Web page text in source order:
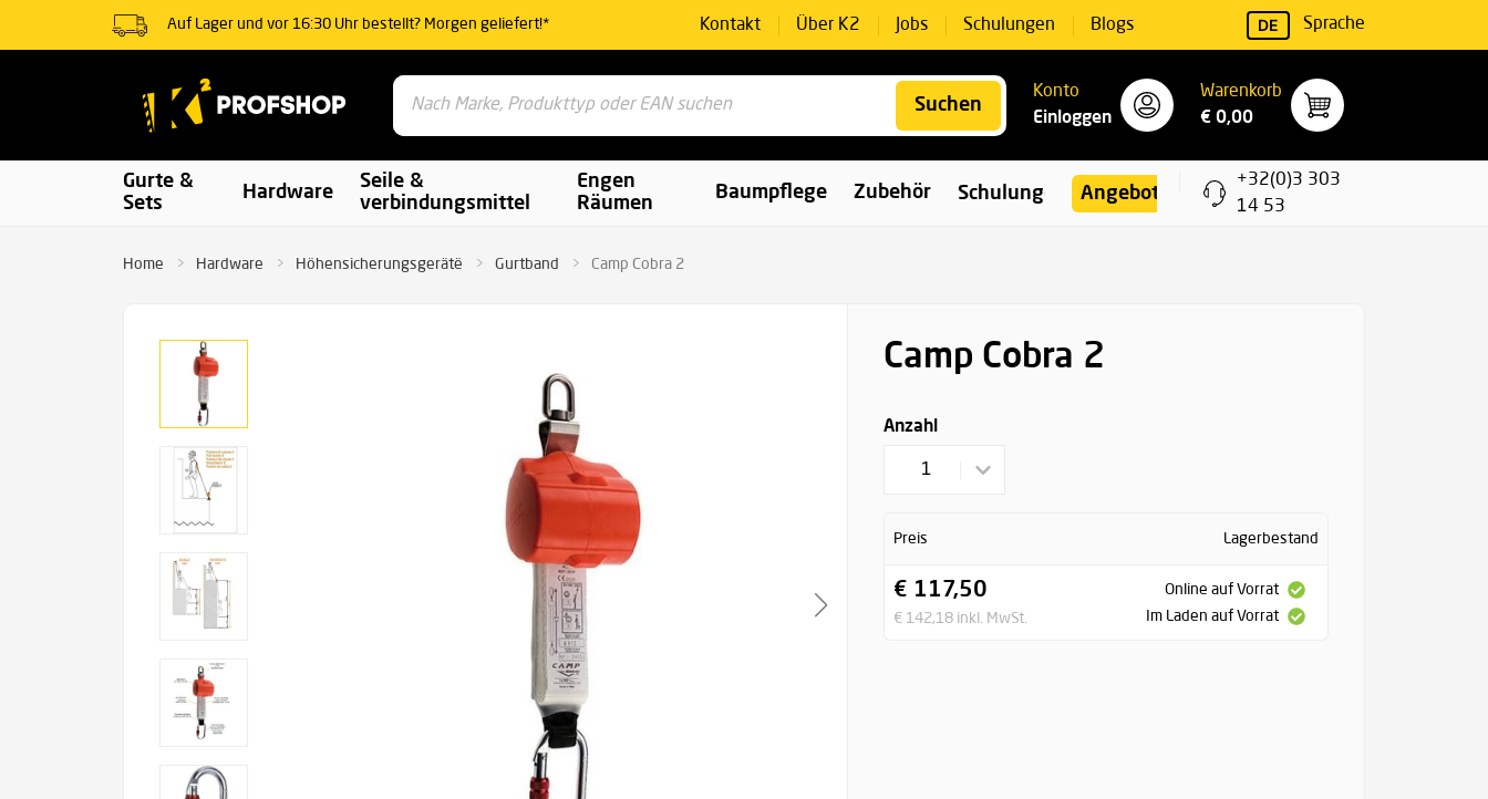
Auf Lager und vor 16:30 Uhr bestellt? Morgen geliefert!* Kontakt Über K2 Jobs Schulungen Blogs DE Sprache
Suchen
Konto
Einloggen
Warenkorb
€ 0,00
Gurte &
Sets
Hardware
Seile &
verbindungsmittel
Engen
Räumen
Baumpflege Zubehör Schulungen Angebote
+32(0)3 303
14 53
Home Hardware Höhensicherungsgerätë Gurtband Camp Cobra 2
Camp Cobra 2
Anzahl
1
Preis Lagerbestand
€ 117,50
€ 142,18 inkl. MwSt.
Online auf Vorrat
Im Laden auf Vorrat